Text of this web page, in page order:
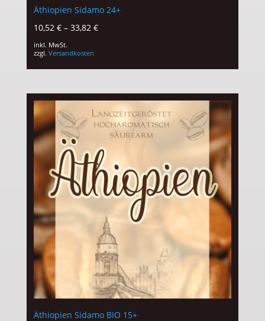
Äthiopien Sidamo 24+
10,52 €– 33,82 €
inkl. MwSt.
zzgl. Versandkosten
Äthiopien Sidamo BIO 15+